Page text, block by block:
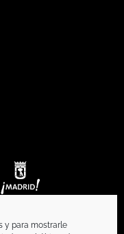
y para mostrarle